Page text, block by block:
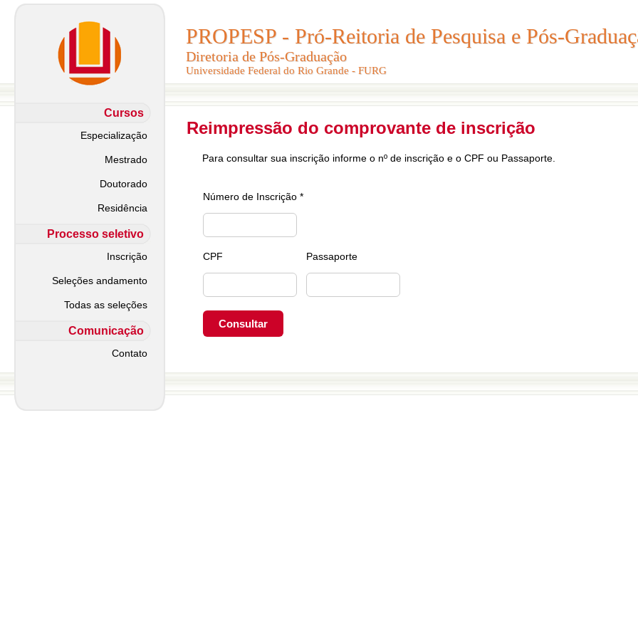
PROPESP - Pró-Reitoria de Pesquisa e Pós-
Diretoria de Pós-Graduação
Universidade Federal do Rio Grande - FURG
PROPESP - Pró-Reitoria de Pesquisa e Pós-
Diretoria de Pós-Graduação
Universidade Federal do Rio Grande - FURG
Cursos
Especialização
Mestrado
Doutorado
Residência
Processo seletivo
Inscrição
Seleções andamento
Todas as seleções
Comunicação
Contato
Reimpressão do comprovante de inscrição
Para consultar sua inscrição informe o nº de inscrição e o CPF ou Passaporte.
Número de Inscrição *
CPF Passaporte